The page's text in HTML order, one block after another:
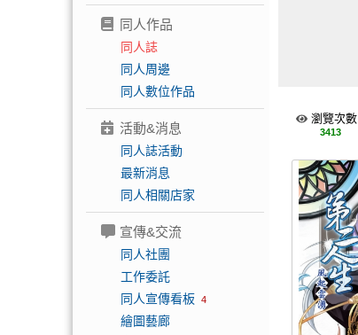
同人作品
同人誌
同人周邊
同人數位作品
活動&消息
同人誌活動
最新消息
同人相關店家
宣傳&交流
同人社團
工作委託
同人宣傳看板 4
繪圖藝廊
瀏覽次數
3413